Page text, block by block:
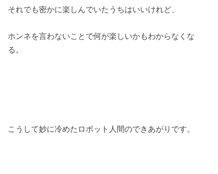
それでも密かに楽しんでいたうちはいいけれど、
ホンネを言わないことで何が楽しいかもわからなくな
る。
こうして妙に冷めたロボット人間のできあがりです。